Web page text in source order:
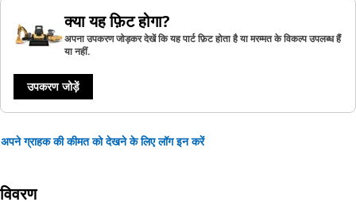
क्या यह फ़िट होगा?
अपना उपकरण जोड़कर देखें कि यह पार्ट फ़िट होता है या मरम्मत के विकल्प उपलब्ध हैं
या नहीं.
उपकरण जोड़ें
अपने ग्राहक की कीमत को देखने के लिए लॉग इन करें
विवरण